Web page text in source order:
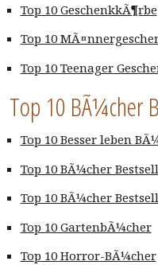
Top 10 GeschenkkÃ¶rbe
Top 10
Top 10 Teenager
Top 10 BÃ¼cher
Top 10 Besser leben
Top 10 BÃ¼cher
Top 10 BÃ¼cher
Top 10 GartenbÃ¼cher
Top 10 Horror-BÃ¼cher